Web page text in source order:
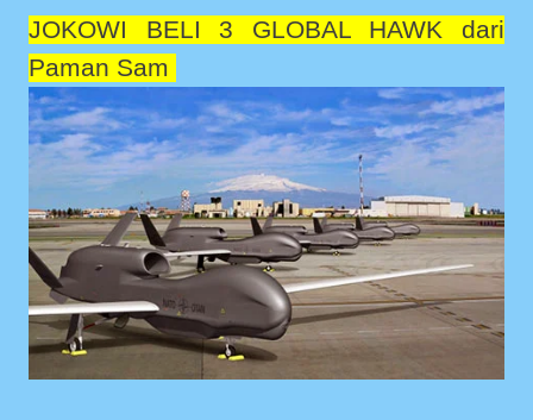
JOKOWI BELI 3 GLOBAL HAWK dari
Paman Sam